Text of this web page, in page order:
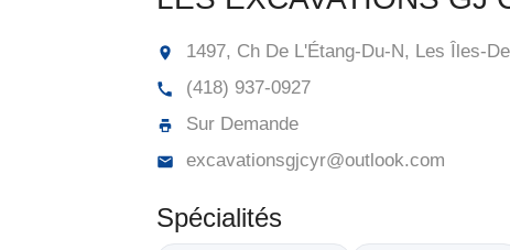
1497, Ch De L'Étang-Du-N, Les Îles-
(418) 937-0927
Sur Demande
excavationsgjcyr@outlook.com
Spécialités